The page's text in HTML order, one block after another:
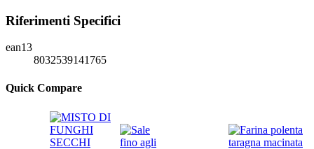
Riferimenti Specifici
ean13
8032539141765
Quick Compare